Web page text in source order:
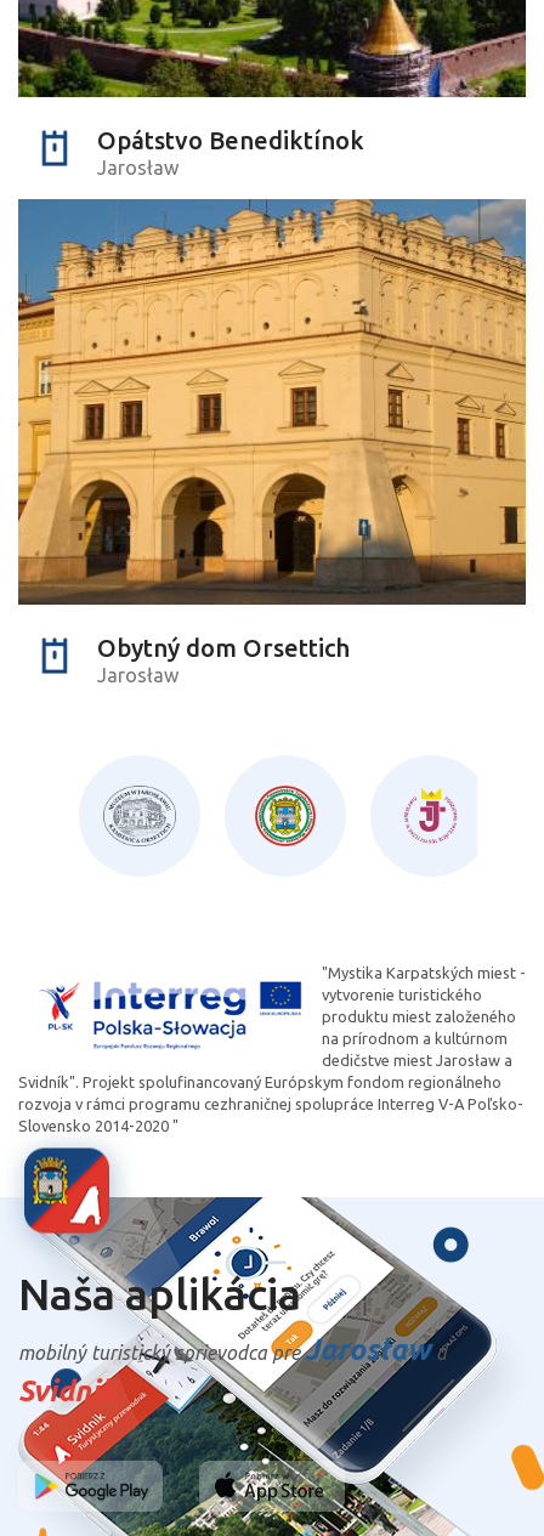
Opátstvo Benediktínok
Jarosław
Obytný dom Orsettich
Jarosław
"Mystika Karpatských miest -
vytvorenie turistického
produktu miest založeného
na prírodnom a kultúrnom
dedičstve miest Jarosław a
Svidník". Projekt spolufinancovaný Európskym fondom regionálneho
rozvoja v rámci programu cezhraničnej spolupráce Interreg V-A Poľsko-
Slovensko 2014-2020 "
Naša aplikácia
mobilný turistický sprievodca preJarosława
Svidnik